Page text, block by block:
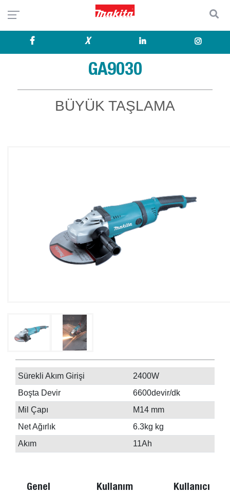
X
GA9030
BÜYÜK TAŞLAMA
Sürekli Akım Girişi
2400W
Boşta Devir
6600devir/dk
Mil Çapı
M14 mm
Net Ağırlık
6.3kg kg
Akım
11Ah
Genel
Kullanım
Kullanıcı